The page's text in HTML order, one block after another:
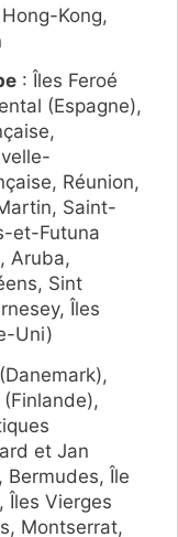
Kong,
: Îles Feroé
(Espagne),
Réunion,
Saint-
et-Futuna
Aruba,
Sint
Îles
Uni)
et Jan
Bermudes, Île
Îles Vierges
Montserrat,